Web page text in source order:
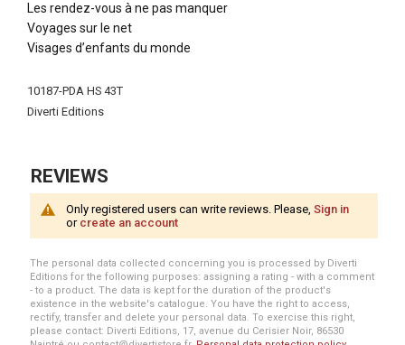
Les rendez-vous à ne pas manquer
Voyages sur le net
Visages d’enfants du monde
More
Information
10187-PDA HS 43T
Diverti Editions
REVIEWS
Only registered users can write reviews. Please, Sign in
or create an account
The personal data collected concerning you is processed by Diverti
Editions for the following purposes: assigning a rating - with a comment
- to a product. The data is kept for the duration of the product's
existence in the website's catalogue. You have the right to access,
rectify, transfer and delete your personal data. To exercise this right,
please contact: Diverti Editions, 17, avenue du Cerisier Noir, 86530